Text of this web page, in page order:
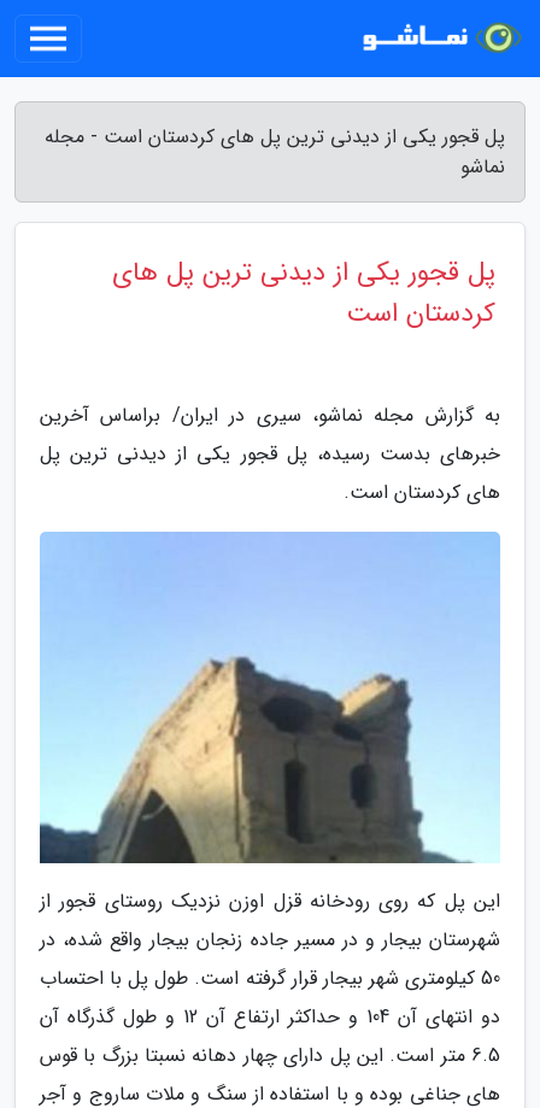
پل قجور یکی از دیدنی ترین پل های کردستان است - مجله
نماشو
پل قجور یکی از دیدنی ترین پل های
کردستان است
به گزارش مجله نماشو، سیری در ایران/ براساس آخرین
خبرهای بدست رسیده، پل قجور یکی از دیدنی ترین پل
های کردستان است.
این پل که روی رودخانه قزل اوزن نزدیک روستای قجور از
شهرستان بیجار و در مسیر جاده زنجان بیجار واقع شده، در
50 کیلومتری شهر بیجار قرار گرفته است. طول پل با احتساب
دو انتهای آن 104 و حداکثر ارتفاع آن 12 و طول گذرگاه آن
6.5 متر است. این پل دارای چهار دهانه نسبتا بزرگ با قوس
های جناغی بوده و با استفاده از سنگ و ملات ساروج و آجر